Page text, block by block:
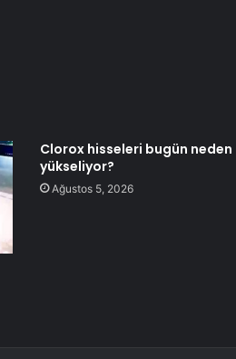
Clorox hisseleri bugün neden
yükseliyor?
Ağustos 5, 2026